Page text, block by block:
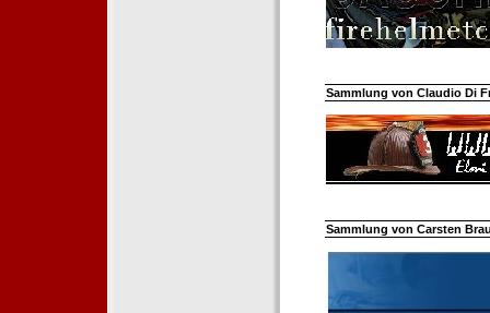
Sammlung von Claudio Di
Sammlung von Carsten